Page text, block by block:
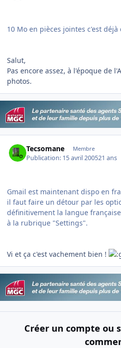
10 Mo en pièces jointes c'est déjà
Salut,
Pas encore assez, à l'époque de
photos.
Tecsomane Membre
Publication: 15 avril 200521 ans
Gmail est maintenant dispo en
il faut faire un détour par les
définitivement la langue
à la rubrique "Settings".
Vi et ça c'est vachement bien !
Créer un compte ou